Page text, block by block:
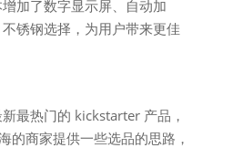
加了数字显示屏、自动加
锈钢选择，为用户带来更佳
最热门的 kickstarter 产品，
的商家提供一些选品的思路，